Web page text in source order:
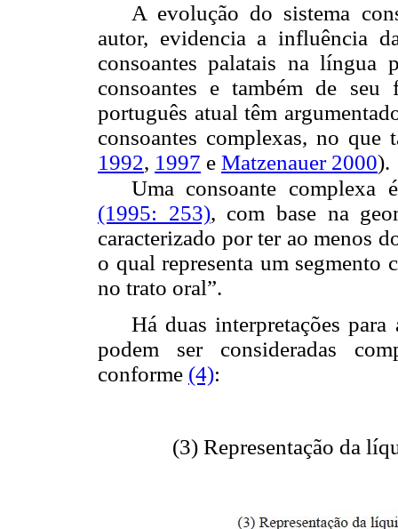
A evolução do sistema
autor, evidencia a influência
consoantes palatais na língua
consoantes e também de seu
português atual têm
consoantes complexas, no
1992, 1997 e Matzenauer 2000).
Uma consoante
(1995: 253), com base na
caracterizado por ter ao menos
o qual representa um segmento
no trato oral”.
Há duas interpretações
podem ser consideradas
conforme (4):
(3) Representação da